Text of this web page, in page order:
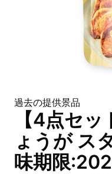
過去の提供景品
【4点セ
ょうが ス
味期限